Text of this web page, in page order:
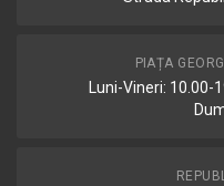
PIAȚA
Luni-Vineri: 10.00-